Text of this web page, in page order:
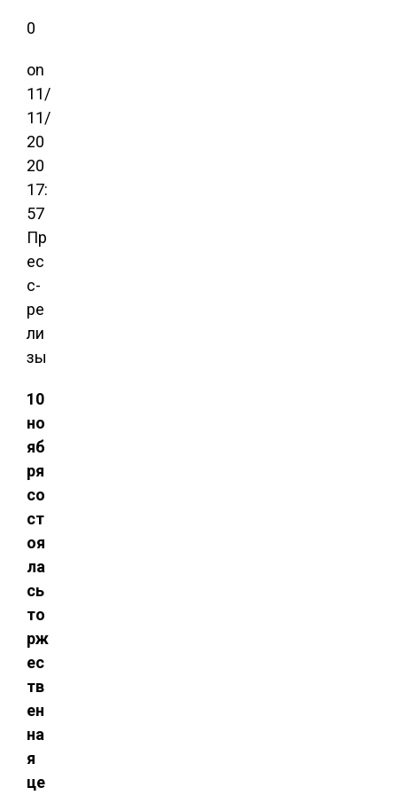
0
on
11/
11/
20
20
17:
57
Пр
ес
с-
ре
ли
зы
10
но
яб
ря
со
ст
оя
ла
сь
то
рж
ес
тв
ен
на
я
це